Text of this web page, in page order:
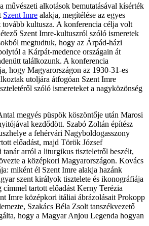
művészeti alkotások bemutatásával kísérték
Szent Imre alakja, megítélése az egyes
kultusza. A konferencia célja volt
Szent Imre-kultuszról szóló ismeretek
megtudtuk, hogy az Árpád-házi
a Kárpát-medence országain át
találkozunk. A konferencia
hogy Magyarországon az 1930-31-es
utoljára átfogóan Szent Imre
szóló ismereteket a nagyközönség
megyés püspök köszöntője után Marosi
kezdődött. Szabó Zoltán építész
a fehérvári Nagyboldogasszony
előadást, majd Török József
tanár arról a liturgikus tiszteletről beszélt,
a középkori Magyarországon. Kovács
miként él Szent Imre alakja hazánk
szent királyok tisztelete és ikonográfiája
tartott előadást Kerny Terézia
Imre középkori itáliai ábrázolásait Prokopp
Szakács Béla Zsolt tanszékvezető
hogy a Magyar Anjou Legenda hogyan